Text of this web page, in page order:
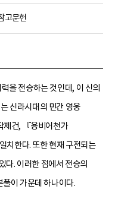
고문헌
을 전승하는 것인데, 이 신의
신라시대의 민간 영웅
건, 『용비어천가
치한다. 또한 현재 구전되는
다. 이러한 점에서 전승의
이 가운데 하나이다.